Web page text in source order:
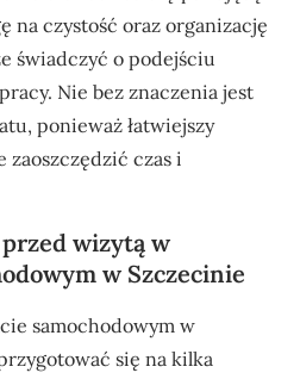
na czystość oraz organizację
świadczyć o podejściu
Nie bez znaczenia jest
ponieważ łatwiejszy
zaoszczędzić czas i
wizytą w
w Szczecinie
samochodowym w
się na kilka